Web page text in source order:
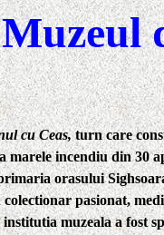
Muzeul
cu Ceas,turn care
incendiu din 30
orasului
pasionat,
muzeala a fost